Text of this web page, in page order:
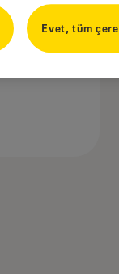
Evet, tüm